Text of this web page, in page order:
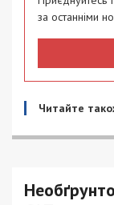
за останніми
Читайте